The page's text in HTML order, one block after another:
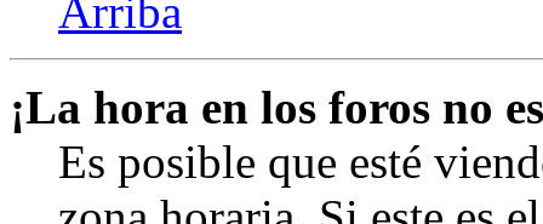
Arriba
¡La hora en los foros no
Es posible que esté